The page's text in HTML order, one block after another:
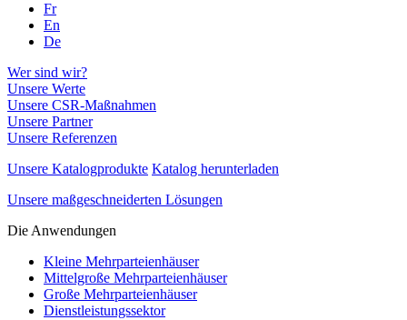
Fr
En
De
Wer sind wir?
Unsere Werte
Unsere CSR-Maßnahmen
Unsere Partner
Unsere Referenzen
Unsere Katalogprodukte Katalog herunterladen
Unsere maßgeschneiderten Lösungen
Die Anwendungen
Kleine Mehrparteienhäuser
Mittelgroße Mehrparteienhäuser
Große Mehrparteienhäuser
Dienstleistungssektor